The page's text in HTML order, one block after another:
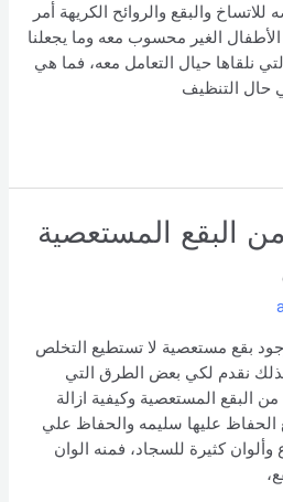
للاتساخ والبقع والروائح الكريهة أمر
الغير محسوب معه وما يجعلنا
نلقاها حيال التعامل معه، فما هي
حال التنظيف
البقع المستعصية
بقع مستعصية لا تستطيع التخلص
نقدم لكي بعض الطرق التي
البقع المستعصية وكيفية ازالة
الحفاظ عليها سليمه والحفاظ علي
وألوان كثيرة للسجاد، فمنه الوان